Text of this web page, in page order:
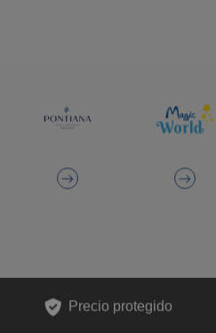
Precio protegido